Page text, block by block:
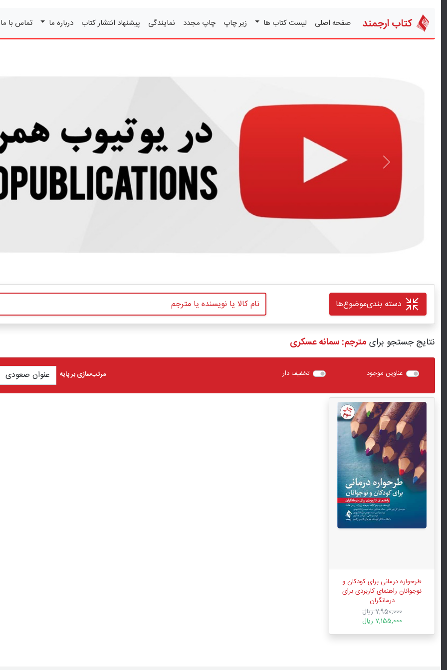
کتاب ارجمند صفحه اصلی لیست کتاب ها زیر چاپ چاپ مجدد نمایندگی پیشنهاد انتشار کتاب درباره ما تماس با
قبلی
دسته بندیموضوع‌ها
نتایج جستجو برای مترجم: سمانه عسکری
عناوین موجود تخفیف دار مرتب‌سازی بر پایه
طرحواره درمانی برای کودکان و
نوجوانان راهنمای کاربردی برای
درمانگران
7,950,000 ریال
7,155,000 ریال